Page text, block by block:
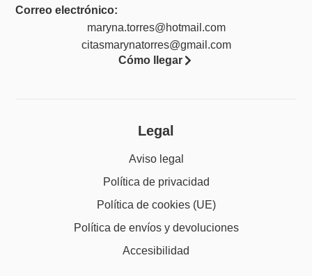
Correo electrónico:
maryna.torres@hotmail.com
citasmarynatorres@gmail.com
Cómo llegar
Legal
Aviso legal
Política de privacidad
Política de cookies (UE)
Política de envíos y devoluciones
Accesibilidad